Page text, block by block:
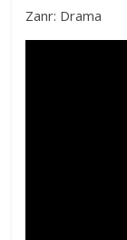
Zanr: Drama